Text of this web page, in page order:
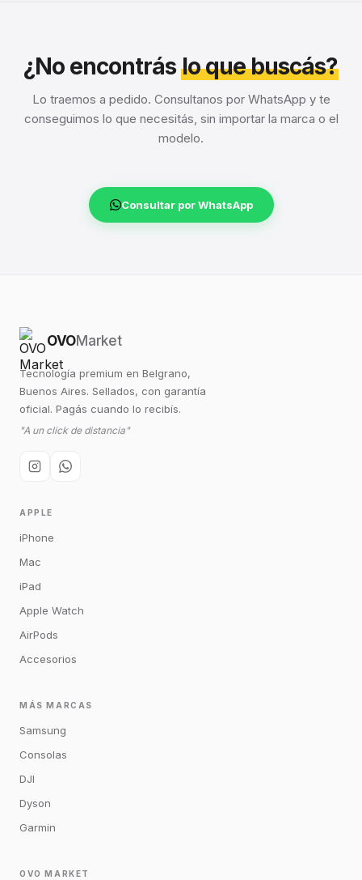
¿No encontráslo que buscás?
Lo traemos a pedido. Consultanos por WhatsApp y te
conseguimos lo que necesitás, sin importar la marca o el
modelo.
Consultar por WhatsApp
OVOMarket
Tecnología premium en Belgrano,
Buenos Aires. Sellados, con garantía
oficial. Pagás cuando lo recibís.
"A un click de distancia"
APPLE
iPhone
Mac
iPad
Apple Watch
AirPods
Accesorios
MÁS MARCAS
Samsung
Consolas
DJI
Dyson
Garmin
OVO MARKET